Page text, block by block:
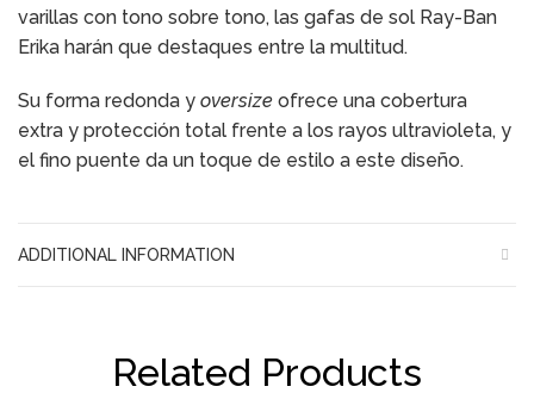
varillas con tono sobre tono, las gafas de sol Ray-Ban
Erika harán que destaques entre la multitud.
Su forma redonda y oversize ofrece una cobertura
extra y protección total frente a los rayos ultravioleta, y
el fino puente da un toque de estilo a este diseño.
ADDITIONAL INFORMATION
Related Products